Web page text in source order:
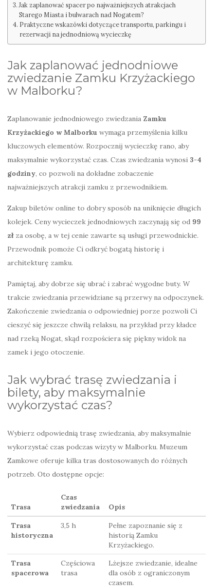
Jak zaplanować spacer po najważniejszych atrakcjach
Starego Miasta i bulwarach nad Nogatem?
Praktyczne wskazówki dotyczące transportu, parkingu i
rezerwacji na jednodniową wycieczkę
Jak zaplanować jednodniowe
zwiedzanie Zamku Krzyżackiego
w Malborku?
Zaplanowanie jednodniowego zwiedzania Zamku
Krzyżackiego w Malborku wymaga przemyślenia kilku
kluczowych elementów. Rozpocznij wycieczkę rano, aby
maksymalnie wykorzystać czas. Czas zwiedzania wynosi 3-4
godziny, co pozwoli na dokładne zobaczenie
najważniejszych atrakcji zamku z przewodnikiem.
Zakup biletów online to dobry sposób na uniknięcie długich
kolejek. Ceny wycieczek jednodniowych zaczynają się od 99
zł za osobę, a w tej cenie zawarte są usługi przewodnickie.
Przewodnik pomoże Ci odkryć bogatą historię i
architekturę zamku.
Pamiętaj, aby dobrze się ubrać i zabrać wygodne buty. W
trakcie zwiedzania przewidziane są przerwy na odpoczynek.
Zakończenie zwiedzania o odpowiedniej porze pozwoli Ci
cieszyć się jeszcze chwilą relaksu, na przykład przy kładce
nad rzeką Nogat, skąd rozpościera się piękny widok na
zamek i jego otoczenie.
Jak wybrać trasę zwiedzania i
bilety, aby maksymalnie
wykorzystać czas?
Wybierz odpowiednią trasę zwiedzania, aby maksymalnie
wykorzystać czas podczas wizyty w Malborku. Muzeum
Zamkowe oferuje kilka tras dostosowanych do różnych
potrzeb. Oto dostępne opcje:
Trasa
Czas
zwiedzania
Opis
Trasa
historyczna
3,5 h
Pełne zapoznanie się z
historią Zamku
Krzyżackiego.
Trasa
spacerowa
Częściowa
trasa
Lżejsze zwiedzanie, idealne
dla osób z ograniczonym
czasem.